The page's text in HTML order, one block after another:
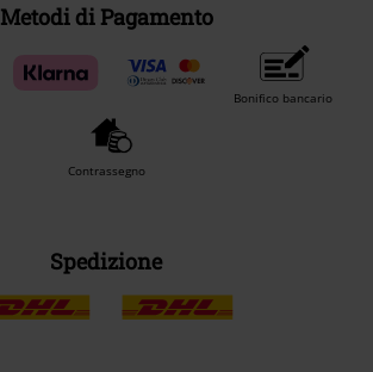
Metodi di Pagamento
Bonifico bancario
Contrassegno
Spedizione